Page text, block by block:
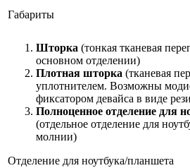
Габариты
Шторка (тонкая тканевая
основном отделении)
Плотная шторка (тканевая
уплотнителем. Возможны
фиксатором девайса в виде
Полноценное отделение для
(отдельное отделение для
молнии)
Отделение для ноутбука/планшета